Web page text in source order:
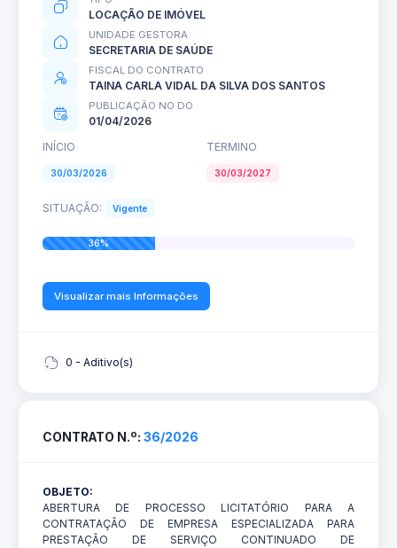
LOCAÇÃO DE IMÓVEL
UNIDADE GESTORA
SECRETARIA DE SAÚDE
FISCAL DO CONTRATO
TAINA CARLA VIDAL DA SILVA DOS SANTOS
PUBLICAÇÃO NO DO
01/04/2026
INÍCIO
TERMINO
30/03/2026 30/03/2027
SITUAÇÃO: Vigente
36%
Visualizar mais Informações
0 - Aditivo(s)
CONTRATO N.º: 36/2026
OBJETO:
ABERTURA DE PROCESSO LICITATÓRIO PARA A
CONTRATAÇÃO DE EMPRESA ESPECIALIZADA PARA
PRESTAÇÃO DE SERVIÇO CONTINUADO DE